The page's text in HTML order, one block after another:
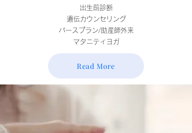
出生前診断
遺伝カウンセリング
バースプラン/助産師外来
​​マタニティヨガ
Read More